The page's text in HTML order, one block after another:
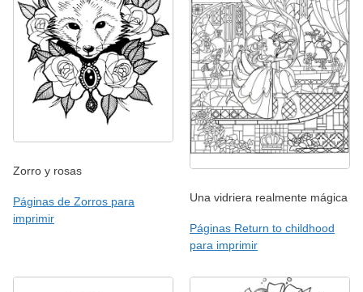
Zorro y rosas
Páginas de Zorros para
imprimir
Una vidriera realmente mágica
Páginas Return to childhood
para imprimir